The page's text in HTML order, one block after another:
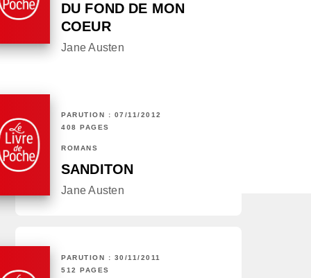
DU FOND DE MON
COEUR
Jane Austen
PARUTION : 07/11/2012
408 PAGES
ROMANS
SANDITON
Jane Austen
PARUTION : 30/11/2011
512 PAGES